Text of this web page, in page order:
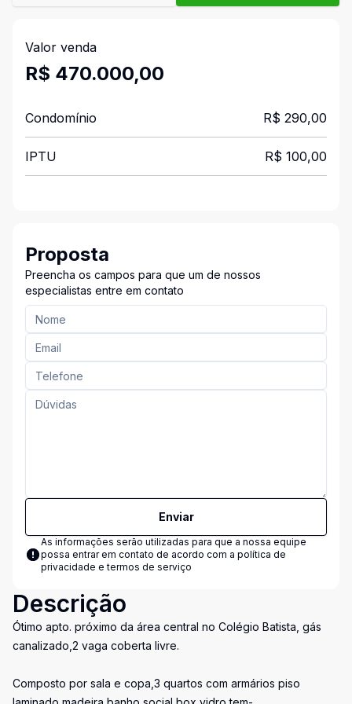
Valor venda
R$ 470.000,00
Condomínio R$ 290,00
IPTU R$ 100,00
Proposta
Preencha os campos para que um de nossos
especialistas entre em contato
Enviar
As informações serão utilizadas para que a nossa equipe
possa entrar em contato de acordo com a política de
privacidade e termos de serviço
Descrição
Ótimo apto. próximo da área central no Colégio Batista, gás
canalizado,2 vaga coberta livre.
Composto por sala e copa,3 quartos com armários piso